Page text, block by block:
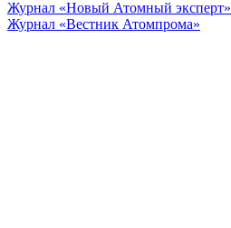
Журнал «Новый Атомный эксперт»
Журнал «Вестник Атомпрома»